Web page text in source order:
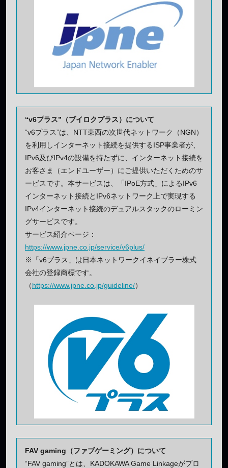
“v6プラス”（ブイロクプラス）について
“v6プラス”は、NTT東西の次世代ネットワーク（NGN）
を利用しインターネット接続を提供するISP事業者が、
IPv6及びIPv4の設備を持たずに、インターネット接続を
お客さま（エンドユーザー）にご提供いただくためのサ
ービスです。本サービスは、「IPoE方式」によるIPv6
インターネット接続とIPv6ネットワーク上で実現する
IPv4インターネット接続のデュアルスタックのローミン
グサービスです。
サービス紹介ページ：
https://www.jpne.co.jp/service/v6plus/
※「v6プラス」は日本ネットワークイネイブラー株式
会社の登録商標です。
（https://www.jpne.co.jp/guideline/）
FAV gaming（ファブゲーミング）について
“FAV gaming”とは、KADOKAWA Game Linkageがプロ